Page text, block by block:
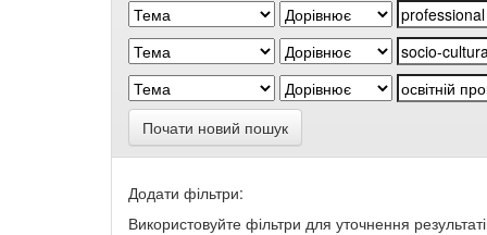
Почати новий пошук
Додати фільтри:
Використовуйте фільтри для уточнення